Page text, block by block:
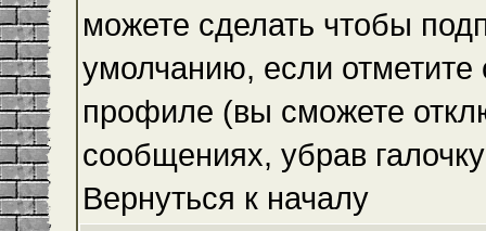
можете сделать чтобы
умолчанию, если
профиле (вы сможете
сообщениях, убрав
Вернуться к началу